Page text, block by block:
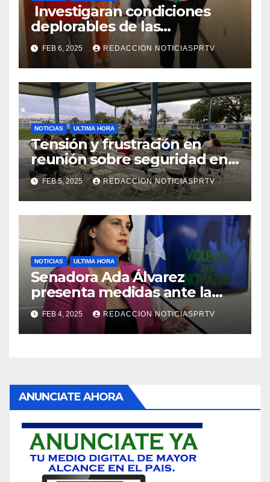
Investigaran condiciones
deplorables de las
facilidades el Departamento
de la Salud en Mayagüez
FEB 6, 2025 REDACCION NOTICIASPRTV
NOTICIAS ULTIMA HORA
Tensión y frustración en
reunión sobre seguridad en
Reparto Metropolitano
FEB 5, 2025 REDACCION NOTICIASPRTV
NOTICIAS ULTIMA HORA
Senadora Ada Álvarez
presenta medidas ante la
violencia en el noviazgo
FEB 4, 2025 REDACCION NOTICIASPRTV
ANUNCIATE AHORA